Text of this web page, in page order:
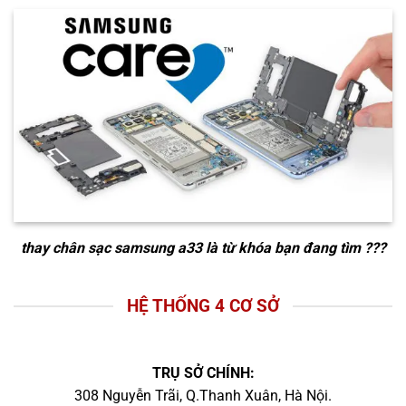
thay chân sạc samsung a33là từ khóa bạn đang tìm ???
HỆ THỐNG 4 CƠ SỞ
TRỤ SỞ CHÍNH:
308 Nguyễn Trãi, Q.Thanh Xuân, Hà Nội.